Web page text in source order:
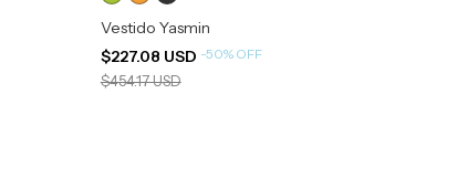
Vestido Yasmin
$227.08 USD -50% OFF
$454.17 USD